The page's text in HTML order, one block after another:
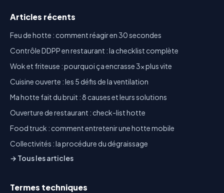
Articles récents
Feu de hotte : comment réagir en 30 secondes
Contrôle DDPP en restaurant : la checklist complète
Wok et friteuse : pourquoi ça encrasse 3x plus vite
Cuisine ouverte : les 5 défis de la ventilation
Ma hotte fait du bruit : 8 causes et leurs solutions
Ouverture de restaurant : check-list hotte
Food truck : comment entretenir une hotte mobile
Collectivités : la procédure du dégraissage
→ Tous les articles
Termes techniques